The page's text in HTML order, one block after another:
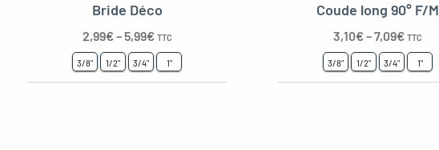
Bride Déco
2,99€–5,99€ TTC
3/8" 1/2" 3/4" 1"
Coude long 90° F/M
3,10€–7,09€ TTC
3/8" 1/2" 3/4" 1"